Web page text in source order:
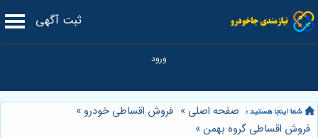
ثبت آگهی
صفحه اصلی » فروش اقساطی خودرو »
فروش اقساطی گروه بهمن»